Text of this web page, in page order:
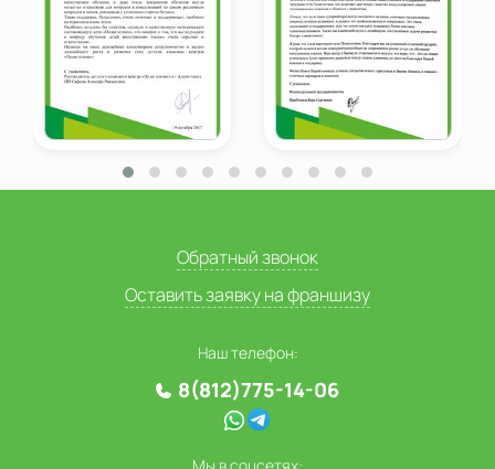
Обратный звонок
Оставить заявку на франшизу
Наш телефон:
8(812)775-14-06